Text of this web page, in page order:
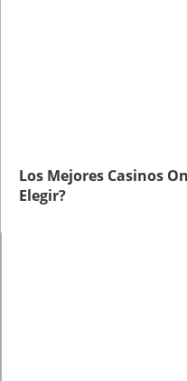
Los Mejores Casinos
Elegir?